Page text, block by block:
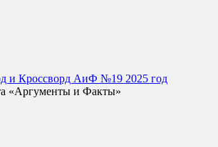
и Кроссворд АиФ №19 2025 год
«Аргументы и Факты»